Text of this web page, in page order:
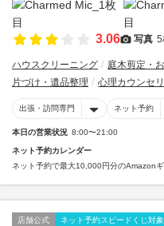
3.06 写真 5
ハウスクリーニング 庭木剪定・
片づけ・遺品整理
心理カウンセ
出張・訪問専門 ネット予約
本日の営業状況 8:00〜21:00
ネット予約カレンダー
ネット予約で最大10,000円分のAmazonギ
店舗公式 ネット予約スピードくじ対